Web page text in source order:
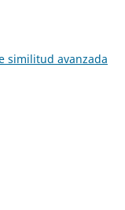
similitud avanzada